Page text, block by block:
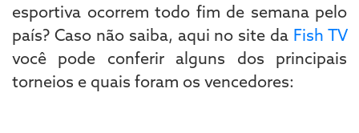
esportiva ocorrem todo fim de semana pelo
país? Caso não saiba, aqui no site da Fish TV
você pode conferir alguns dos principais
torneios e quais foram os vencedores: